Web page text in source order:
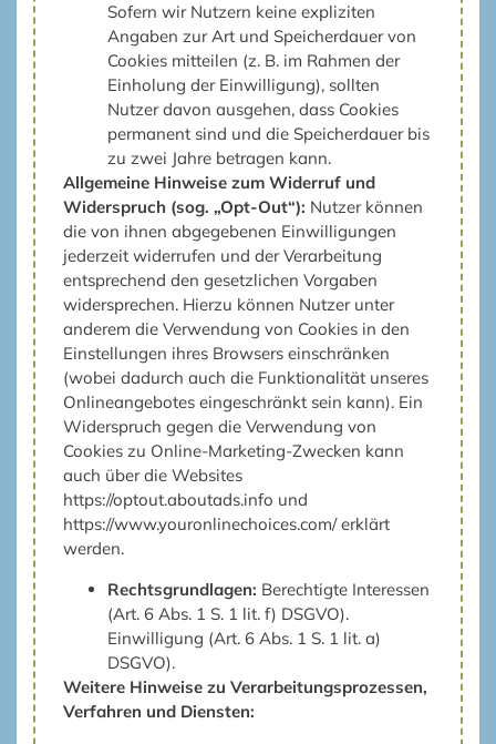
Sofern wir Nutzern keine expliziten
Angaben zur Art und Speicherdauer von
Cookies mitteilen (z. B. im Rahmen der
Einholung der Einwilligung), sollten
Nutzer davon ausgehen, dass Cookies
permanent sind und die Speicherdauer bis
zu zwei Jahre betragen kann.
Allgemeine Hinweise zum Widerruf und
Widerspruch (sog. „Opt-Out“): Nutzer können
die von ihnen abgegebenen Einwilligungen
jederzeit widerrufen und der Verarbeitung
entsprechend den gesetzlichen Vorgaben
widersprechen. Hierzu können Nutzer unter
anderem die Verwendung von Cookies in den
Einstellungen ihres Browsers einschränken
(wobei dadurch auch die Funktionalität unseres
Onlineangebotes eingeschränkt sein kann). Ein
Widerspruch gegen die Verwendung von
Cookies zu Online-Marketing-Zwecken kann
auch über die Websites
https://optout.aboutads.info und
https://www.youronlinechoices.com/erklärt
werden.
Rechtsgrundlagen: Berechtigte Interessen
(Art. 6 Abs. 1 S. 1 lit. f) DSGVO).
Einwilligung (Art. 6 Abs. 1 S. 1 lit. a)
DSGVO).
Weitere Hinweise zu Verarbeitungsprozessen,
Verfahren und Diensten: